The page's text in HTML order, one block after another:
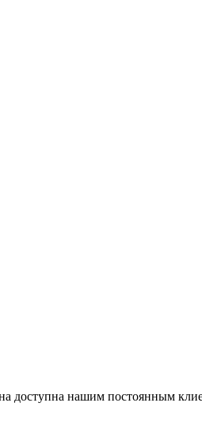
доступна нашим постоянным